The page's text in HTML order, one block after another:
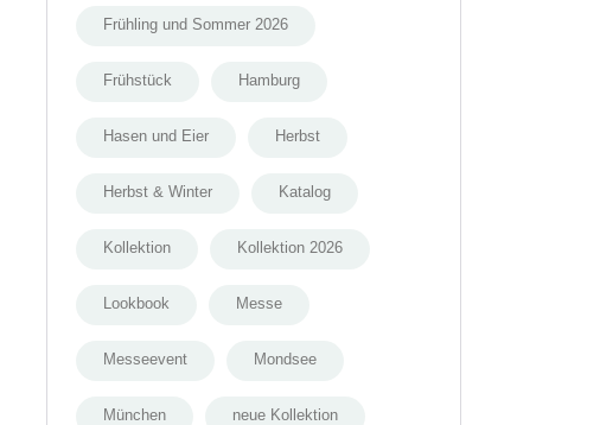
Frühling und Sommer 2026
Frühstück Hamburg
Hasen und Eier Herbst
Herbst & Winter Katalog
Kollektion Kollektion 2026
Lookbook Messe
Messeevent Mondsee
München neue Kollektion